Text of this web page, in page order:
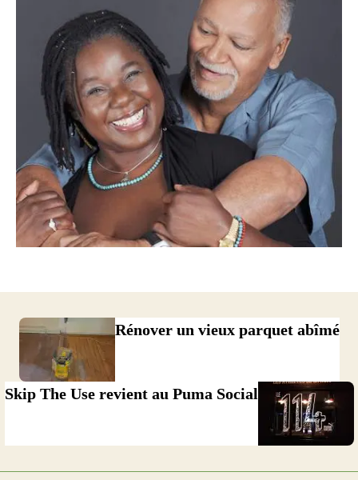
Rénover un vieux parquet abîmé
Skip The Use revient au Puma Social